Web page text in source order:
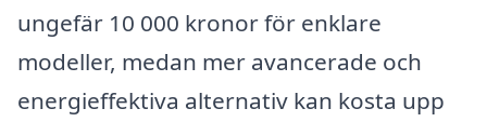
ungefär 10 000 kronor för enklare
modeller, medan mer avancerade och
energieffektiva alternativ kan kosta upp